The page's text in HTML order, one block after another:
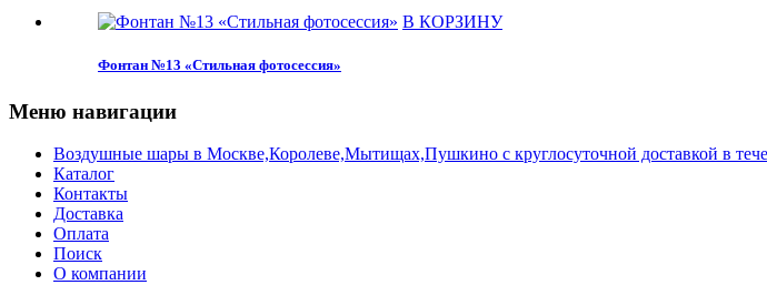
В КОРЗИНУ
Фонтан №13 «Стильная фотосессия»
Меню навигации
Воздушные шары в Москве,Королеве,Мытищах,Пушкино с круглосуточной доставкой в
Каталог
Контакты
Доставка
Оплата
Поиск
О компании